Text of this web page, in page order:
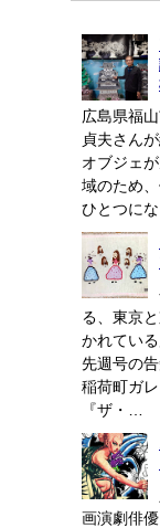
広島県福
貞夫さん
オブジェ
域のため
ひとつに
る、東京
かれてい
先週号の
稲荷町ガ
『ザ・…
画演劇俳